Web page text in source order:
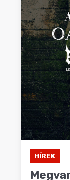
HÍREK